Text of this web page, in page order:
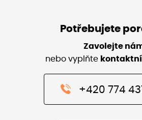
Potřebujete
Zavolejte
nebo vyplňte
+420 774